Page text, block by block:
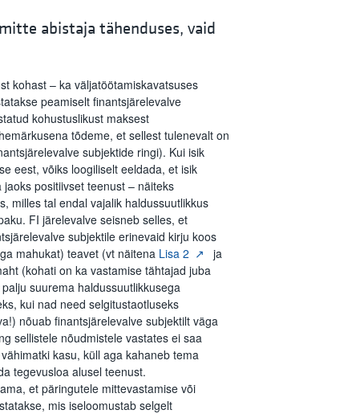
abistaja tähenduses, vaid
kohast – ka väljatöötamiskavatsuses
peamiselt finantsjärelevalve
kohustuslikust maksest
tõdeme, et sellest tulenevalt on
subjektide ringi). Kui isik
eest, võiks loogiliselt eeldada, et isik
positiivset teenust – näiteks
milles tal endal vajalik haldussuutlikkus
FI järelevalve seisneb selles, et
subjektile erinevaid kirju koos
mahukat) teavet (vt näitena Lisa 2
ja
(kohati on ka vastamise tähtajad juba
suurema haldussuutlikkusega
kui nad need selgitustaotluseks
nõuab finantsjärelevalve subjektilt väga
sellistele nõudmistele vastates ei saa
kasu, küll aga kahaneb tema
tegevusloa alusel teenust.
et päringutele mittevastamise või
mis iseloomustab selgelt